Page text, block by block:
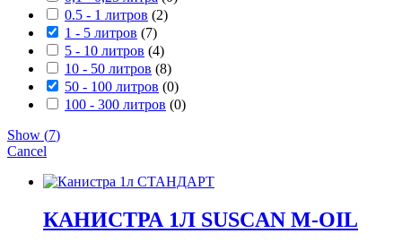
0.5 - 1 литров (2)
1 - 5 литров (7)
5 - 10 литров (4)
10 - 50 литров (8)
50 - 100 литров (0)
100 - 300 литров (0)
Show (7)
Cancel
КАНИСТРА 1Л SUSCAN M-OIL